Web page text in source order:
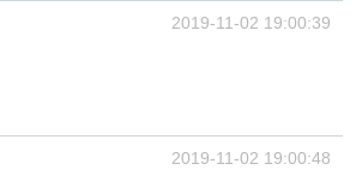
2019-11-02 19:00:39
2019-11-02 19:00:48